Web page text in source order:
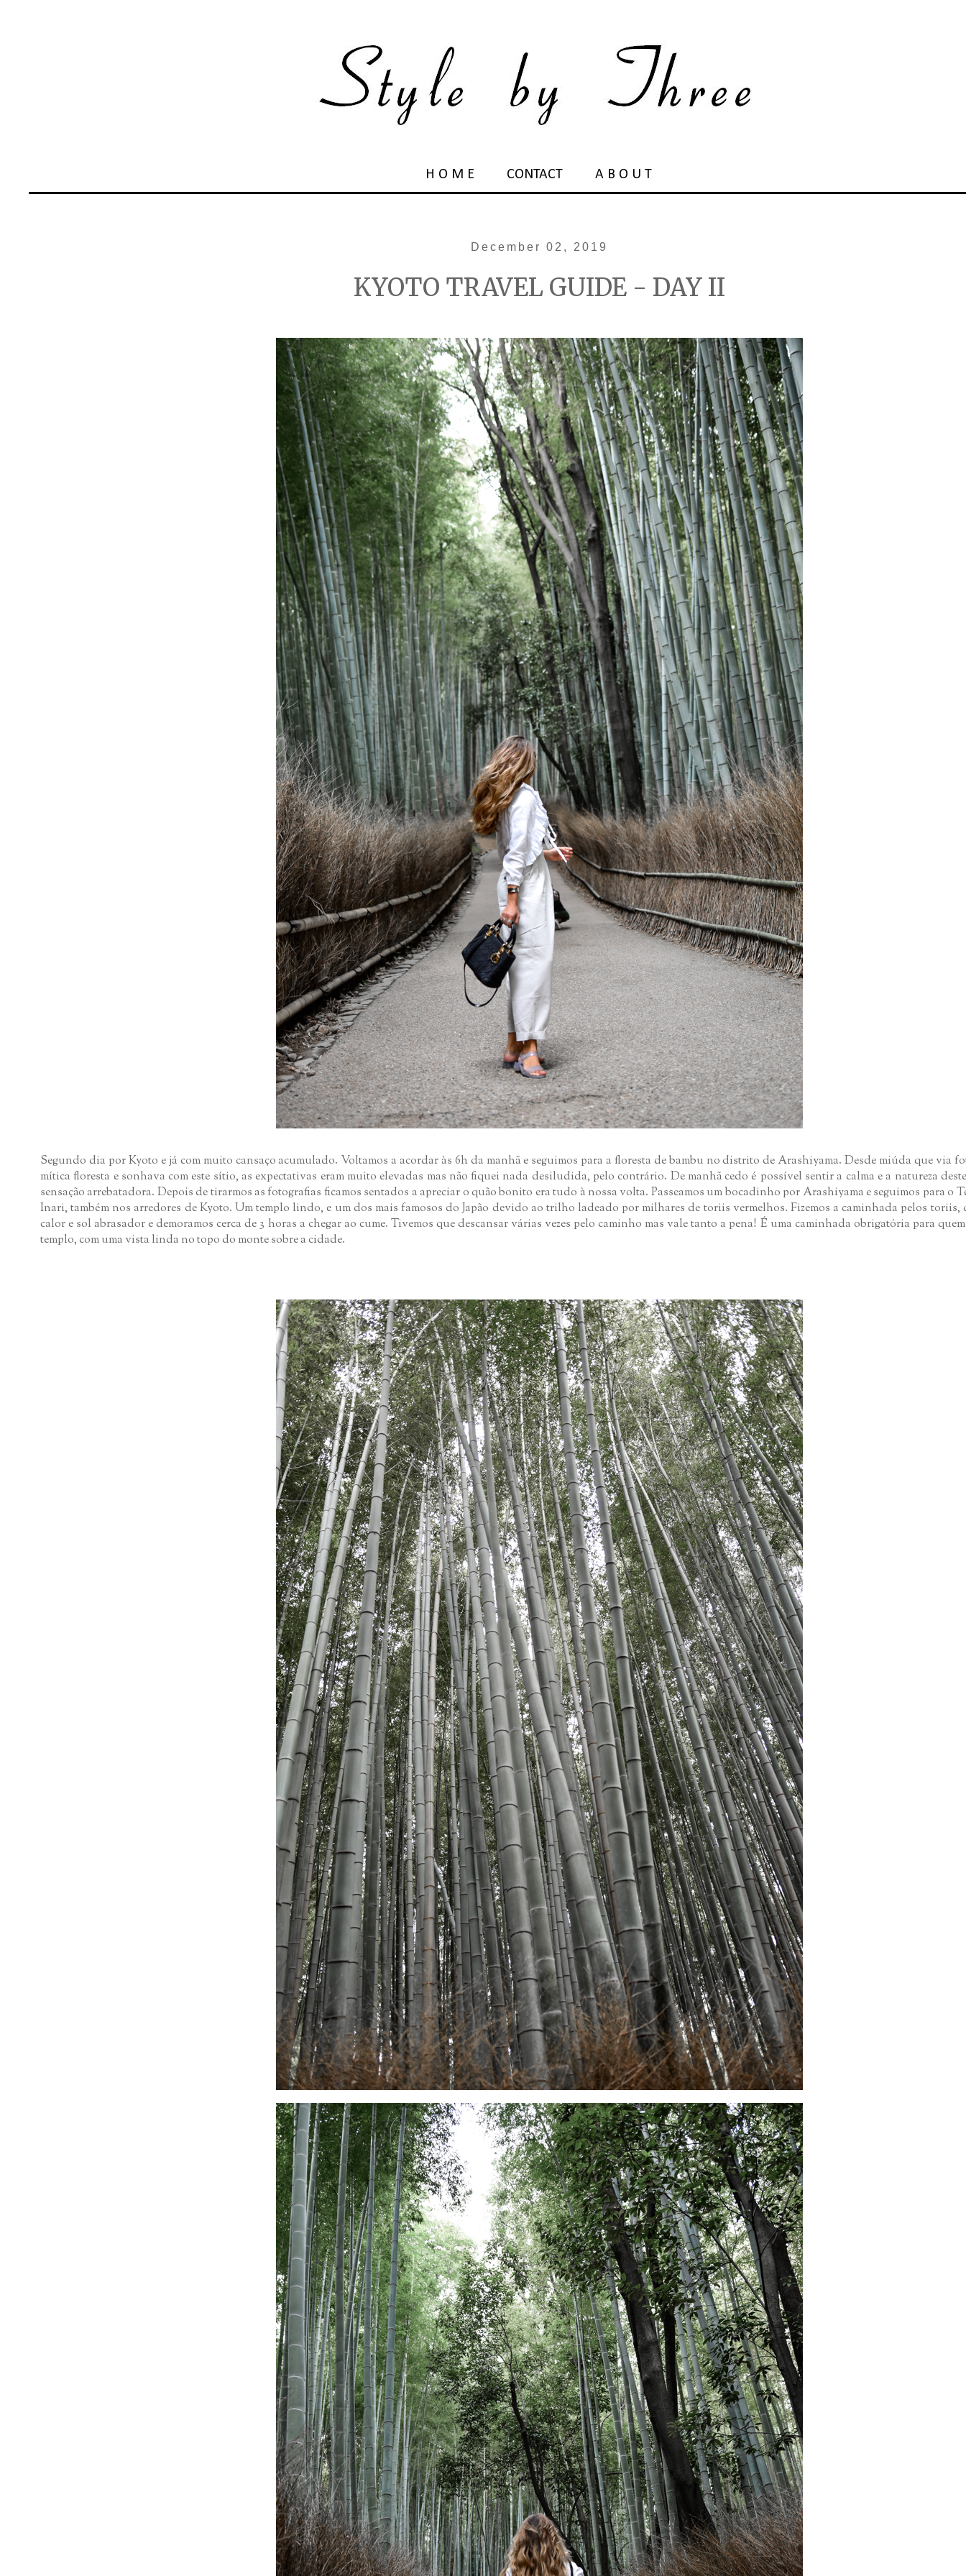
H O M E CONTACT A B O U T
December 02, 2019
KYOTO TRAVEL GUIDE - DAY II
Segundo dia por Kyoto e já com muito cansaço acumulado. Voltamos a acordar às 6h da manhã e seguimos para a floresta de bambu no distrito de Arashiyama. Desde miúda que via
mítica floresta e sonhava com este sítio, as expectativas eram muito elevadas mas não fiquei nada desiludida, pelo contrário. De manhã cedo é possível sentir a calma e a natureza
sensação arrebatadora. Depois de tirarmos as fotografias ficamos sentados a apreciar o quão bonito era tudo à nossa volta. Passeamos um bocadinho por Arashiyama e seguimos para o
Inari, também nos arredores de Kyoto. Um templo lindo, e um dos mais famosos do Japão devido ao trilho ladeado por milhares de toriis vermelhos. Fizemos a caminhada pelos toriis,
calor e sol abrasador e demoramos cerca de 3 horas a chegar ao cume. Tivemos que descansar várias vezes pelo caminho mas vale tanto a pena! É uma caminhada obrigatória para
templo, com uma vista linda no topo do monte sobre a cidade.